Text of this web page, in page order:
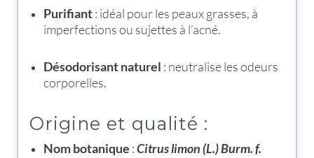
Purifiant: idéal pour les peaux grasses, à
imperfections ou sujettes à l’acné.
Désodorisant naturel : neutralise les odeurs
corporelles.
Origine et qualité :
Nom botanique :Citrus limon (L.) Burm. f.